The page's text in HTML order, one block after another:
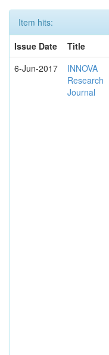
Item hits:
Issue Date
Title
6-Jun-2017
INNOVA
Research
Journal